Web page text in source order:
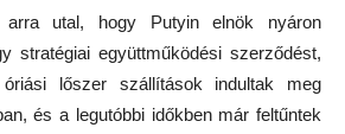
utal, hogy Putyin elnök nyáron
stratégiai együttműködési szerződést,
lőszer szállítások indultak meg
és a legutóbbi időkben már feltűntek